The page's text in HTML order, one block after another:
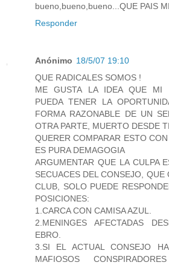
bueno,bueno,bueno...QUE PAIS
Responder
Anónimo 18/5/07 19:10
QUE RADICALES SOMOS !
ME GUSTA LA IDEA QUE MI
PUEDA TENER LA
FORMA RAZONABLE DE UN
OTRA PARTE, MUERTO DESDE
QUERER COMPARAR ESTO
ES PURA DEMAGOGIA
ARGUMENTAR QUE LA CULPA
SECUACES DEL CONSEJO,
CLUB, SOLO PUEDE
POSICIONES:
1.CARCA CON CAMISA AZUL.
2.MENINGES AFECTADAS
EBRO.
3.SI EL ACTUAL CONSEJO
MAFIOSOS